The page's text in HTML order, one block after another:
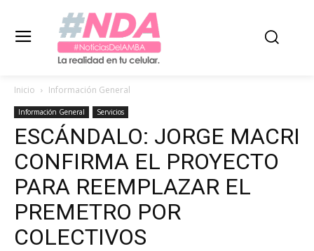
Inicio Información General
Información General Servicios
ESCÁNDALO: JORGE MACRI
CONFIRMA EL PROYECTO
PARA REEMPLAZAR EL
PREMETRO POR
COLECTIVOS